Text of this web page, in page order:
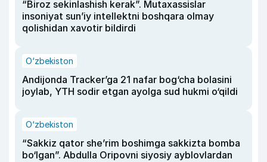
“Biroz sekinlashish kerak”. Mutaxassislar
insoniyat sun’iy intellektni boshqara olmay
qolishidan xavotir bildirdi
O‘zbekiston
Andijonda Tracker’ga 21 nafar bog‘cha bolasini
joylab, YTH sodir etgan ayolga sud hukmi o‘qildi
O‘zbekiston
“Sakkiz qator she’rim boshimga sakkizta bomba
bo‘lgan”. Abdulla Oripovni siyosiy ayblovlardan